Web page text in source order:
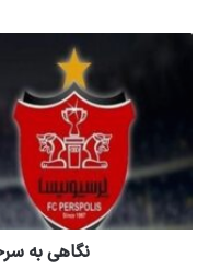
نگاهی به